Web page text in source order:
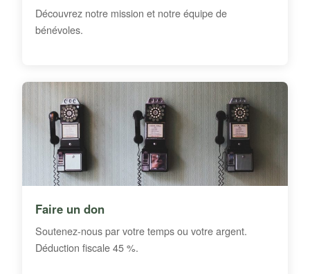
Découvrez notre mission et notre équipe de
bénévoles.
Faire un don
Soutenez-nous par votre temps ou votre argent.
Déduction fiscale 45 %.